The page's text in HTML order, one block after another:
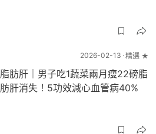
2026-02-13 精選 ★
脂肪肝｜男子吃1蔬菜兩月瘦22磅脂
肪肝消失！5功效減心血管病40%